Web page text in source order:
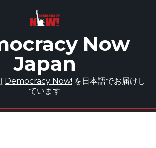
Now
Japan
Democracy Now! を日本語でお届けし
ています